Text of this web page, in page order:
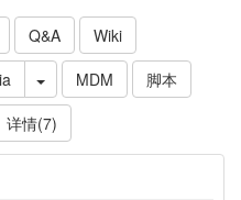
Q&A
Wiki
MDM
脚本
详情(7)